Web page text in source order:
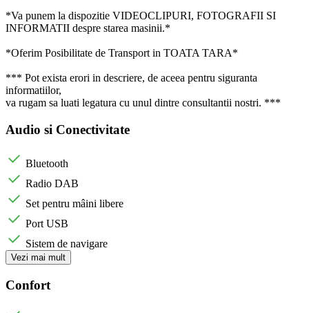
*Va punem la dispozitie VIDEOCLIPURI, FOTOGRAFII SI
INFORMATII despre starea masinii.*
*Oferim Posibilitate de Transport in TOATA TARA*
*** Pot exista erori in descriere, de aceea pentru siguranta
informatiilor,
va rugam sa luati legatura cu unul dintre consultantii nostri. ***
Audio si Conectivitate
Bluetooth
Radio DAB
Set pentru mâini libere
Port USB
Sistem de navigare
Vezi mai mult
Confort